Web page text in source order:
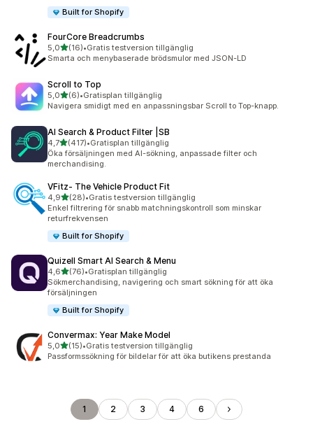
Built for Shopify
FourCore Breadcrumbs
5,0av 5 stjärnor
(16)
16 recensioner totalt
•Gratis testversion tillgänglig
Smarta och menybaserade brödsmulor med JSON-LD
Scroll to Top
5,0av 5 stjärnor
(6)
6 recensioner totalt
•Gratisplan tillgänglig
Navigera smidigt med en anpassningsbar Scroll to Top-knapp.
AI Search & Product Filter |SB
4,7av 5 stjärnor
(417)
417 recensioner totalt
•Gratisplan tillgänglig
Öka försäljningen med AI-sökning, anpassade filter och
merchandising.
VFitz‑ The Vehicle Product Fit
4,9av 5 stjärnor
(28)
28 recensioner totalt
•Gratis testversion tillgänglig
Enkel filtrering för snabb matchningskontroll som minskar
returfrekvensen
Built for Shopify
Quizell Smart AI Search & Menu
4,6av 5 stjärnor
(76)
76 recensioner totalt
•Gratisplan tillgänglig
Sökmerchandising, navigering och smart sökning för att öka
försäljningen
Built for Shopify
Convermax: Year Make Model
5,0av 5 stjärnor
(15)
15 recensioner totalt
•Gratis testversion tillgänglig
Passformssökning för bildelar för att öka butikens prestanda
1 2 3 4 6